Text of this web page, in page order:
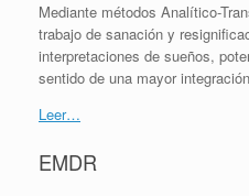
Mediante métodos Analítico-
trabajo de sanación y
interpretaciones de sueños,
sentido de una mayor
Leer…
EMDR